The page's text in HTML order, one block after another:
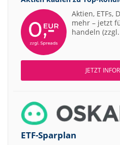
Aktien, ETFs,
mehr – jetzt
handeln
JETZT
ETF-Sparplan